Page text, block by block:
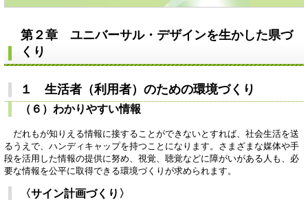
第２章 ユニバーサル・デザインを生かした県づ
くり
１ 生活者（利用者）のための環境づくり
（６）わかりやすい情報
だれもが知りえる情報に接することができないとすれば、社会生活を送
るうえで、ハンディキャップを持つことになります。さまざまな媒体や手
段を活用した情報の提供に努め、視覚、聴覚などに障がいがある人も、必
要な情報を公平に取得できる環境づくりが求められます。
〈サイン計画づくり〉